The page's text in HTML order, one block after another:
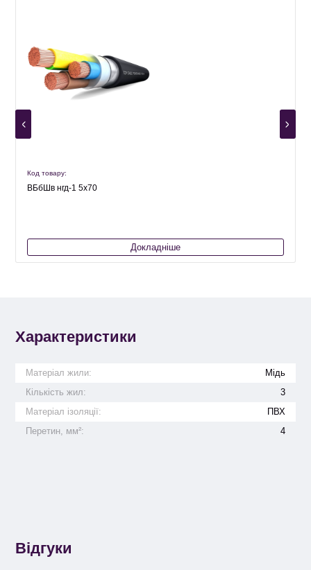
Код товару:
ВБбШв нгд-1 5х70
Докладніше
Характеристики
Матеріал жили:
Мідь
Кількість жил:
3
Матеріал ізоляції:
ПВХ
Перетин, мм²:
4
Відгуки